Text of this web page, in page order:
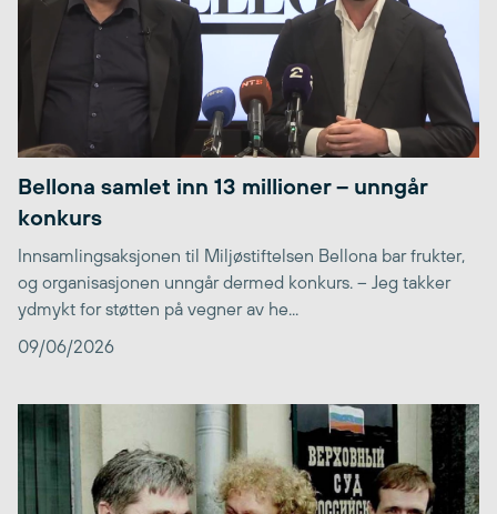
Bellona samlet inn 13 millioner – unngår
konkurs
Innsamlingsaksjonen til Miljøstiftelsen Bellona bar frukter,
og organisasjonen unngår dermed konkurs. – Jeg takker
ydmykt for støtten på vegner av he...
09/06/2026